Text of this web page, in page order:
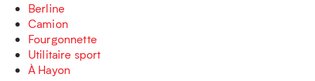
Berline
Camion
Fourgonnette
Utilitaire sport
À Hayon